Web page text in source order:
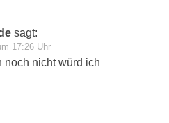
sagt:
17:26 Uhr
noch nicht würd ich